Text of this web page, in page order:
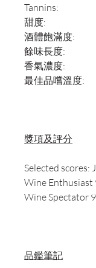
Tannins:
甜度:
酒體飽滿度:
餘味長度:
香氣濃度:
最佳品嚐溫度:
獎項及評分
Selected scores:
Wine Enthusiast
Wine Spectator
品鑑筆記